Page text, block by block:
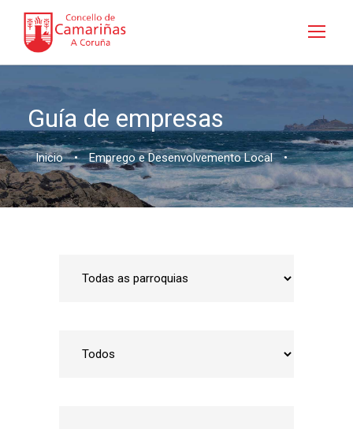
Guía de empresas
Inicio • Emprego e Desenvolvemento Local •